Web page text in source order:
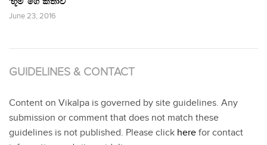
June 23, 2016
GUIDELINES & CONTACT
Content on Vikalpa is governed by site guidelines. Any
submission or comment that does not match these
guidelines is not published. Please click here for contact